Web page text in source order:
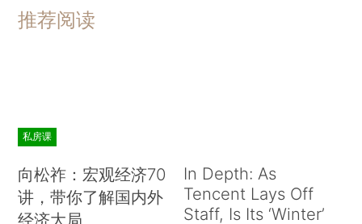
推荐阅读
私房课
向松祚：宏观经济70
讲，带你了解国内外
经济大局
In Depth: As
Tencent Lays Off
Staff, Is Its ‘Winter’